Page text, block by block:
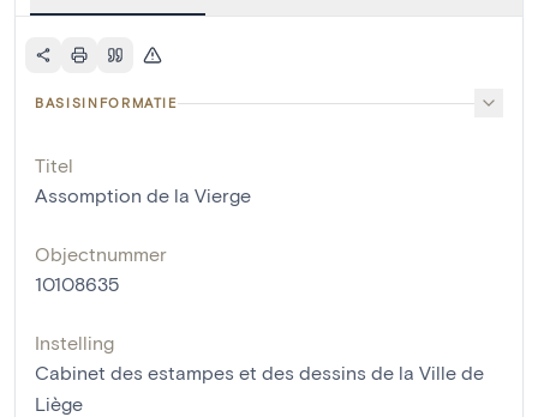
BASISINFORMATIE
Titel
Assomption de la Vierge
Objectnummer
10108635
Instelling
Cabinet des estampes et des dessins de la Ville de
Liège